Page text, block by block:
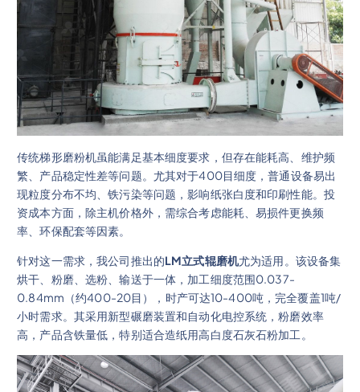
传统梯形磨粉机虽能满足基本细度要求，但存在能耗高、维护频
繁、产品稳定性差等问题。尤其对于400目细度，普通设备易出
现粒度分布不均、铁污染等问题，影响纸张白度和印刷性能。投
资成本方面，除主机价格外，需综合考虑能耗、易损件更换频
率、环保配套等因素。
针对这一需求，我公司推出的LM立式辊磨机尤为适用。该设备集
烘干、粉磨、选粉、输送于一体，加工细度范围0.037-
0.84mm（约400-20目），时产可达10-400吨，完全覆盖1吨/
小时需求。其采用新型碾磨装置和自动化电控系统，粉磨效率
高，产品含铁量低，特别适合造纸用高白度石灰石粉加工。